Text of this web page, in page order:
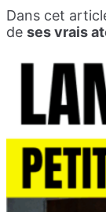
Dans cet
de ses vrais